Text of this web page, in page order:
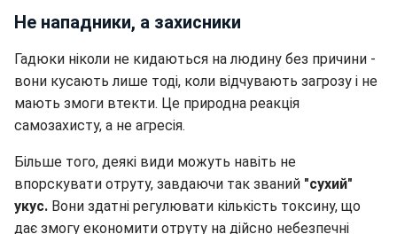
Не нападники, а захисники
Гадюки ніколи не кидаються на людину без причини -
вони кусають лише тоді, коли відчувають загрозу і не
мають змоги втекти. Це природна реакція
самозахисту, а не агресія.
Більше того, деякі види можуть навіть не
впорскувати отруту, завдаючи так званий "сухий"
укус. Вони здатні регулювати кількість токсину, що
дає змогу економити отруту на дійсно небезпечні